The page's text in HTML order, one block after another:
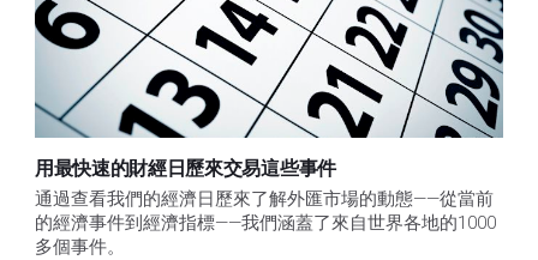
用最快速的財經日歷來交易這些事件
通過查看我們的經濟日歷來了解外匯市場的動態——從當前
的經濟事件到經濟指標——我們涵蓋了來自世界各地的1000
多個事件。